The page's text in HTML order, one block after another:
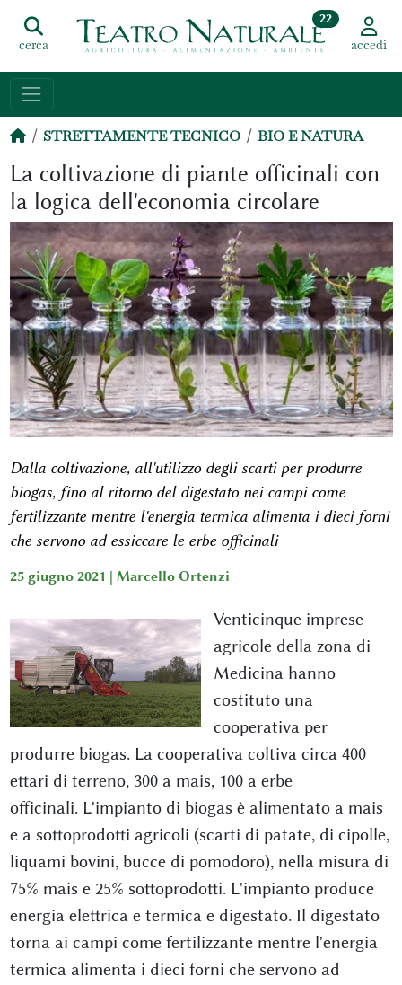
cerca
22
accedi
STRETTAMENTE TECNICO BIO E NATURA
La coltivazione di piante officinali con
la logica dell'economia circolare
Dalla coltivazione, all'utilizzo degli scarti per produrre
biogas, fino al ritorno del digestato nei campi come
fertilizzante mentre l'energia termica alimenta i dieci forni
che servono ad essiccare le erbe officinali
25 giugno 2021 | Marcello Ortenzi
Venticinque imprese
agricole della zona di
Medicina hanno
costituto una
cooperativa per
produrre biogas. La cooperativa coltiva circa 400
ettari di terreno, 300 a mais, 100 a erbe
officinali. L'impianto di biogas è alimentato a mais
e a sottoprodotti agricoli (scarti di patate, di cipolle,
liquami bovini, bucce di pomodoro), nella misura di
75% mais e 25% sottoprodotti. L'impianto produce
energia elettrica e termica e digestato. Il digestato
torna ai campi come fertilizzante mentre l'energia
termica alimenta i dieci forni che servono ad